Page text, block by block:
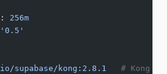
: 256m
'0.5'
supabase/kong:2.8.1
# Kong